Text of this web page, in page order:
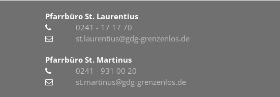
Pfarrbüro St. Laurentius
0241 - 17 17 70
st.laurentius@gdg-grenzenlos.de
Pfarrbüro St. Martinus
0241 - 931 00 20
st.martinus@gdg-grenzenlos.de